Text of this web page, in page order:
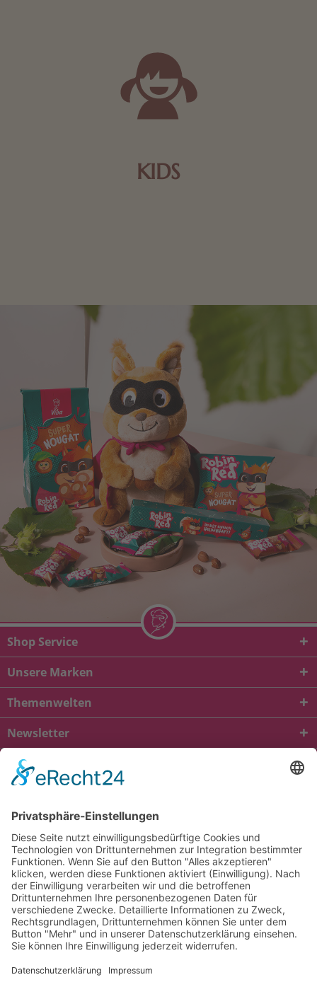
KIDS
Shop Service
Unsere Marken
Themenwelten
Newsletter
* Alle Preise inkl. gesetzl. Mehrwertsteuer zzgl.
und ggf.
Nachnahmegebühren, wenn nicht anders beschrieben
viba.de
4.90von5.00bei1684
Kontakt Versandkosten und Lieferung
Zahlungsarten
FAQ – Häufig gestellte Fragen
Mein Konto
Allgemeine Geschäftsbedingungen
Datenschutz
Impressum
Barrierefreiheit
Cookie-Einstellungen
Widerrufsbelehrung
Vertrag widerrufen